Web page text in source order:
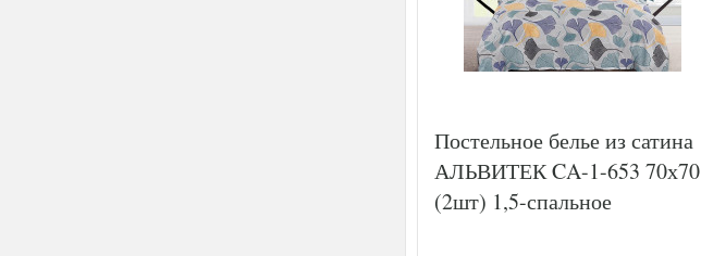
Постельное белье из сатина
АЛЬВИТЕК CA-1-653 70х70
(2шт) 1,5-спальное